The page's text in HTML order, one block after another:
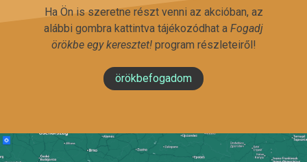
Ha Ön is szeretne részt venni az akcióban, az
alábbi gombra kattintva tájékozódhat a Fogadj
örökbe egy keresztet!program részleteiről!
örökbefogadom